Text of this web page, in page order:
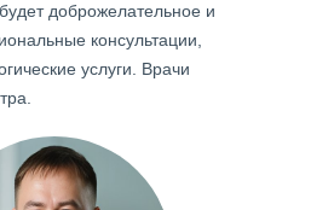
доброжелательное и
консультации,
услуги. Врачи